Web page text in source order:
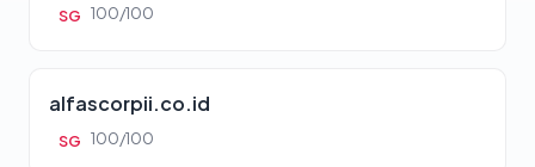
SG 100/100
alfascorpii.co.id
SG 100/100